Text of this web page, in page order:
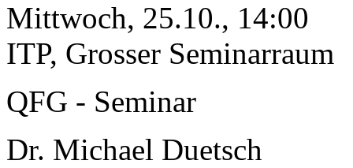
Mittwoch, 25.10., 14:00
ITP, Grosser Seminarraum
QFG - Seminar
Dr. Michael Duetsch